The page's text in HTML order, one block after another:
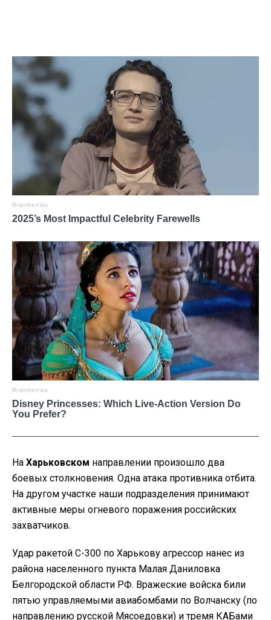
На Харьковском направлении произошло два
боевых столкновения. Одна атака противника отбита.
На другом участке наши подразделения принимают
активные меры огневого поражения российских
захватчиков.
Удар ракетой С-300 по Харькову агрессор нанес из
района населенного пункта Малая Даниловка
Белгородской области РФ. Вражеские войска били
пятью управляемыми авиабомбами по Волчанску (по
направлению русской Мясоедовки) и тремя КАБами